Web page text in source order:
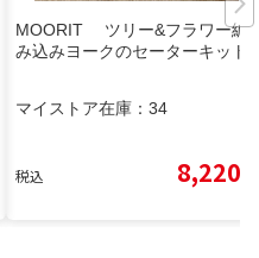
MOORIT ツリー&フラワー編
み込みヨークのセーターキット
マイストア在庫： 34
税込 8,220